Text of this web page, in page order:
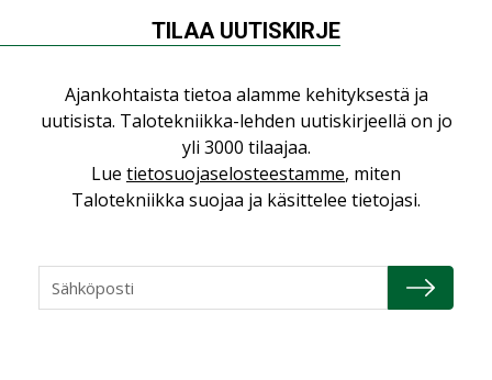
Puheista tekoihin – uusin teknologia
KOLUMNI
Sähköistäminen säästää euroja
KOLUMNI
Yli miljoona kotia on vailla toimivaa
KOLUMNI
Miten varmistetaan EPD-dokumenteista
TILAA UUTISKIRJE
Ajankohtaista tietoa alamme kehityksestä ja
uutisista. Talotekniikka-lehden uutiskirjeellä on jo
yli 3000 tilaajaa.
Lue tietosuojaselosteestamme, miten
Talotekniikka suojaa ja käsittelee tietojasi.